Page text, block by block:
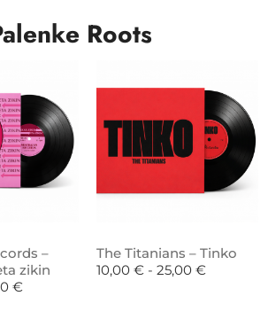
Roots
–
zikin
€
The Titanians – Tinko
10,00 € - 25,00 €